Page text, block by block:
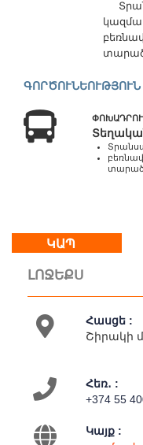
18:00
հանգստյան
Կապ
Գործունեություն
Քարտեզ
ԳՈՐԾՈՒՆԵՈՒԹՅՈՒՆ
ԿԱՊ
ԼՈՋԵՔՍ
Հասցե :
Շիրակի
Հեռ․ :
+374 55
Կայք :